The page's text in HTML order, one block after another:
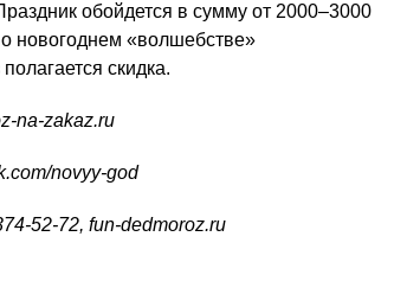
обойдется в сумму от 2000–3000
новогоднем «волшебстве»
скидка.
na-zakaz.ru
.com/novyy-god
52-72, fun-dedmoroz.ru